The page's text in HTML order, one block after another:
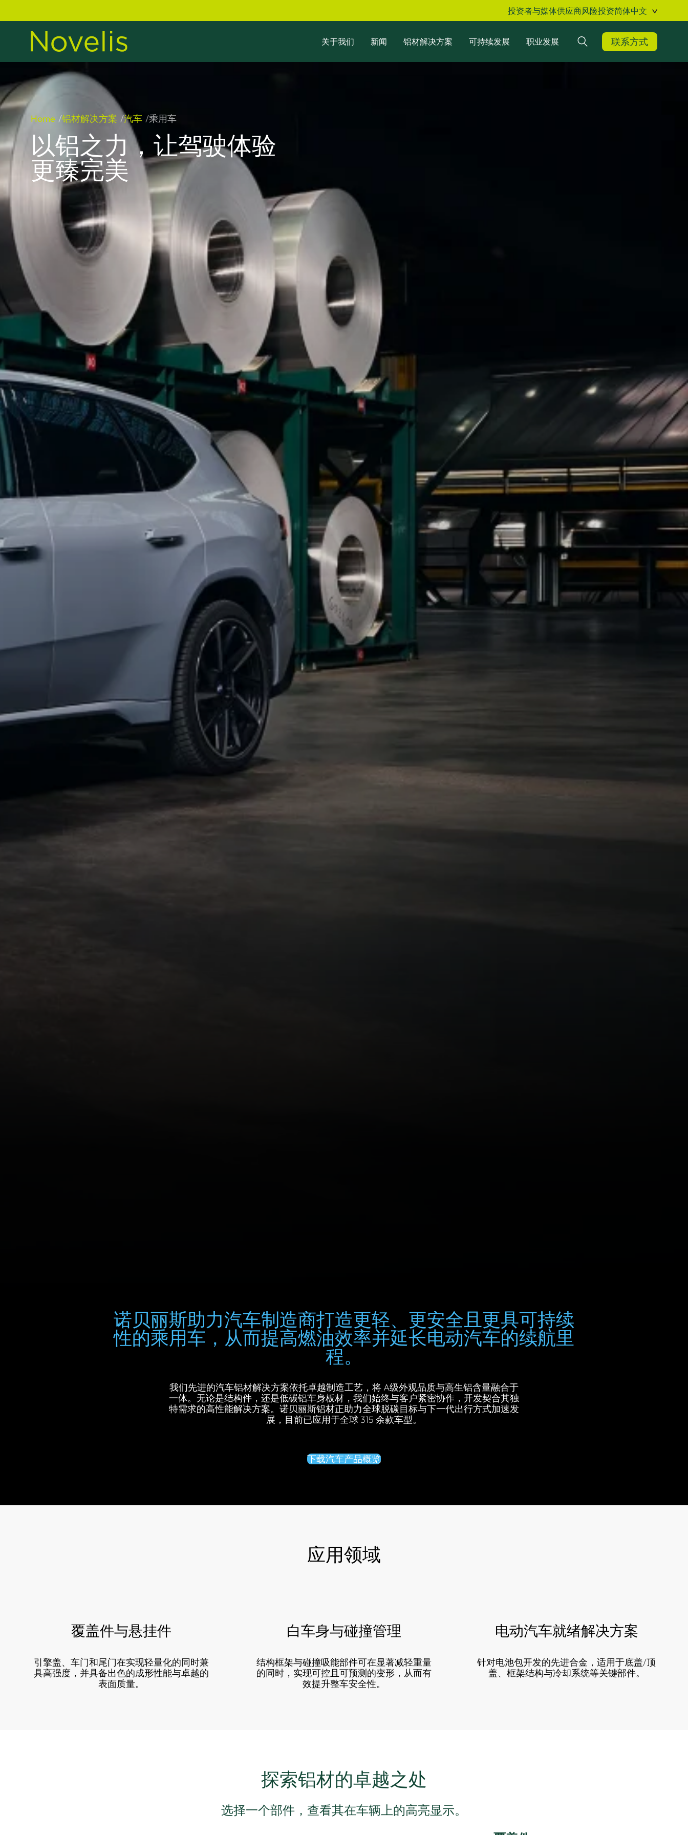
投资者与媒体供应商风险投资简体中文
关于我们 新闻 铝材解决方案 可持续发展 职业发展 搜索 联系方式
Home 铝材解决方案 汽车 乘用车
以铝之力，让驾驶体验
更臻完美
诺贝丽斯助力汽车制造商打造更轻、更安全且更具可持续
性的乘用车，从而提高燃油效率并延长电动汽车的续航里
程。
我们先进的汽车铝材解决方案依托卓越制造工艺，将 A级外观品质与高生铝含量融合于
一体。无论是结构件，还是低碳铝车身板材，我们始终与客户紧密协作，开发契合其独
特需求的高性能解决方案。诺贝丽斯铝材正助力全球脱碳目标与下一代出行方式加速发
展，目前已应用于全球 315 余款车型。
下载汽车产品概览
应用领域
覆盖件与悬挂件
引擎盖、车门和尾门在实现轻量化的同时兼
具高强度，并具备出色的成形性能与卓越的
表面质量。
白车身与碰撞管理
结构框架与碰撞吸能部件可在显著减轻重量
的同时，实现可控且可预测的变形，从而有
效提升整车安全性。
电动汽车就绪解决方案
针对电池包开发的先进合金，适用于底盖/顶
盖、框架结构与冷却系统等关键部件。
探索铝材的卓越之处
选择一个部件，查看其在车辆上的高亮显示。